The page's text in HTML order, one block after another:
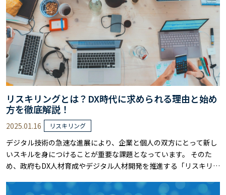
リスキリングとは？DX時代に求められる理由と始め
方を徹底解説！
2025.01.16 リスキリング
デジタル技術の急速な進展により、企業と個人の双方にとって新し
いスキルを身につけることが重要な課題となっています。 そのた
め、政府もDX人材育成やデジタル人材開発を推進する「リスキリン
す。 しかし、実際のリスキリングには、必要なスキルの見極めか